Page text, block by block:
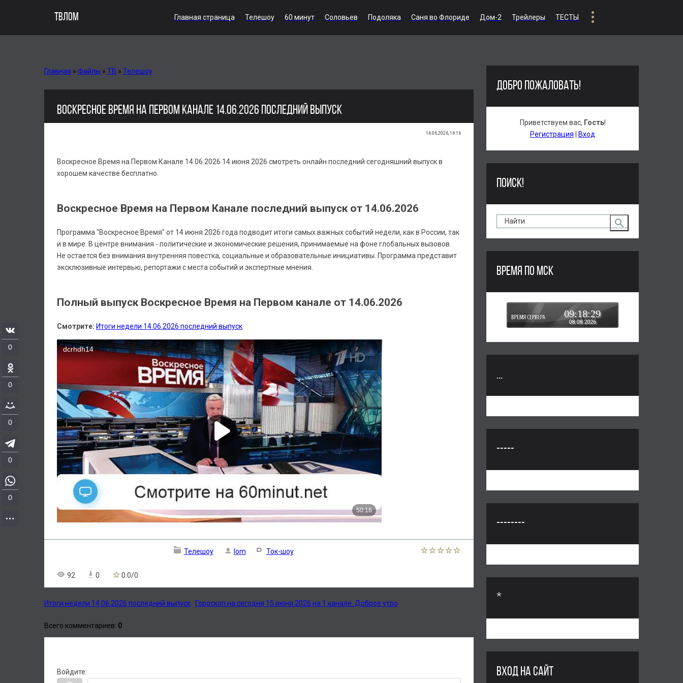
ТВЛОМ Главная страница Телешоу 60 минут Соловьев Подоляка Саня во Флориде Дом-2 Трейлеры ТЕСТЫ
Главная » Файлы » ТВ » Телешоу
ВОСКРЕСНОЕ ВРЕМЯ НА ПЕРВОМ КАНАЛЕ 14.06.2026 ПОСЛЕДНИЙ ВЫПУСК
14.06.2026, 16:16
Воскресное Время на Первом Канале 14.06.2026 14 июня 2026 смотреть онлайн последний сегодняшний выпуск в
хорошем качестве бесплатно.
Воскресное Время на Первом Канале последний выпуск от 14.06.2026
Программа "Воскресное Время" от 14 июня 2026 года подводит итоги самых важных событий недели, как в России, так
и в мире. В центре внимания - политические и экономические решения, принимаемые на фоне глобальных вызовов.
Не остается без внимания внутренняя повестка, социальные и образовательные инициативы. Программа представит
эксклюзивные интервью, репортажи с места событий и экспертные мнения.
Полный выпуск Воскресное Время на Первом канале от 14.06.2026
Смотрите: Итоги недели 14.06.2026 последний выпуск
Телешоу lom Ток-шоу
92 0 0.0/0
Итоги недели 14.06.2026 последний выпуск Гороскоп на сегодня 15 июня 2026 на 1 канале. Доброе утро
Всего комментариев: 0
Войдите:
ДОБРО ПОЖАЛОВАТЬ!
Приветствуем вас, Гость!
Регистрация
Вход
ПОИСК!
ВРЕМЯ ПО МСК
09:18:29
08.08.2026
...
-----
--------
*
ВХОД НА САЙТ
0
0
0
0
0